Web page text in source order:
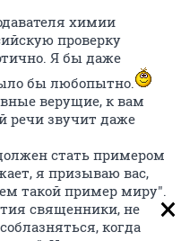
химии
проверку
Я бы даже
бы любопытно.
верущие, к вам
речи звучит даже
стать примером
я призываю вас,
такой пример миру".
священники, не
когда